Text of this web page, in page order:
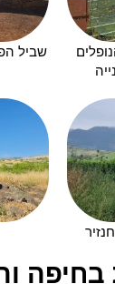
שביל
בחיפה